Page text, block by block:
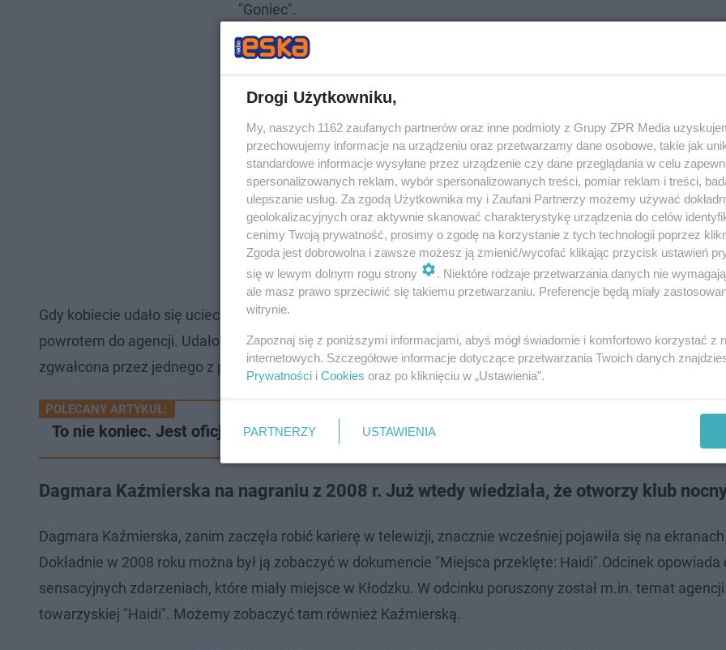
"Goniec".
Gdy kobiecie udało się uciec i wróciła do Nysy, Kaźmierska nasłała na nią mężczyzn, którzy mieli
powrotem do agencji. Udało się i 24-latka znów tam trafiła. Została zamknięta na klucz w pokoju, a
zgwałcona przez jednego z pracowników celebrytki.
POLECANY ARTYKUŁ:
To nie koniec. Jest oficjalna skarga do KRRiT w sprawie Dagmary Kaźmierskiej
Dagmara Kaźmierska na nagraniu z 2008 r. Już wtedy wiedziała, że otworzy klub
Dagmara Kaźmierska, zanim zaczęła robić karierę w telewizji, znacznie wcześniej pojawiła się na ekranach.
Dokładnie w 2008 roku można był ją zobaczyć w dokumencie "Miejsca przeklęte: Haidi".Odcinek opowiada
sensacyjnych zdarzeniach, które miały miejsce w Kłodzku. W odcinku poruszony został m.in. temat agencji
towarzyskiej "Haidi". Możemy zobaczyć tam również Kaźmierską.
Drogi Użytkowniku,
My, naszych 1162 zaufanych partnerów oraz inne podmioty z Grupy ZPR Media
przechowujemy informacje na urządzeniu oraz przetwarzamy dane osobowe, takie jak
standardowe informacje wysyłane przez urządzenie czy dane przeglądania w celu
spersonalizowanych reklam, wybór spersonalizowanych treści, pomiar reklam i treści,
ulepszanie usług. Za zgodą Użytkownika my i Zaufani Partnerzy możemy używać
geolokalizacyjnych oraz aktywnie skanować charakterystykę urządzenia do celów
cenimy Twoją prywatność, prosimy o zgodę na korzystanie z tych technologii poprzez
Zgoda jest dobrowolna i zawsze możesz ją zmienić/wycofać klikając przycisk ustawień
się w lewym dolnym rogu strony
. Niektóre rodzaje przetwarzania danych nie
ale masz prawo sprzeciwić się takiemu przetwarzaniu. Preferencje będą miały
witrynie.
Zapoznaj się z poniższymi informacjami, abyś mógł świadomie i komfortowo korzystać z
internetowych. Szczegółowe informacje dotyczące przetwarzania Twoich danych
Prywatności i Cookies oraz po kliknięciu w „Ustawienia”.
PARTNERZY USTAWIENIA